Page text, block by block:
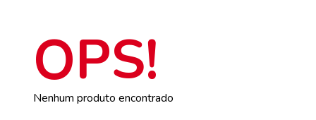
Nenhum produto encontrado